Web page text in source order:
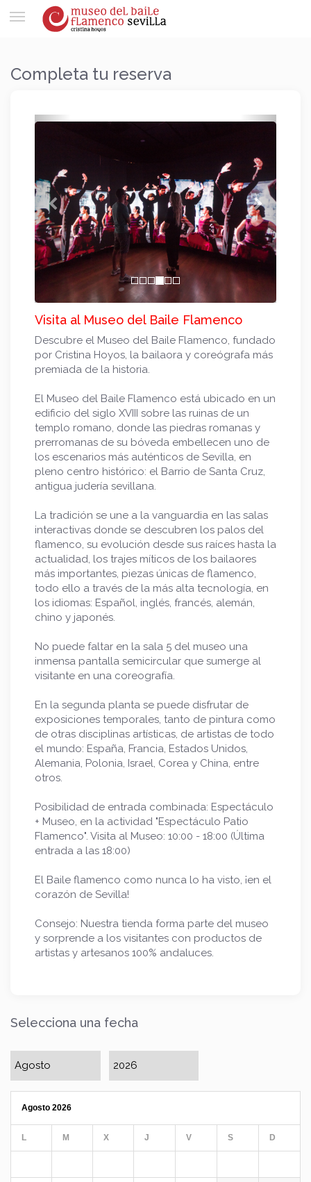
Toggle
navigation
Completa tu reserva
Anterior
Visita al Museo del Baile Flamenco
Descubre el Museo del Baile Flamenco, fundado
por Cristina Hoyos, la bailaora y coreógrafa más
premiada de la historia.
El Museo del Baile Flamenco está ubicado en un
edificio del siglo XVIII sobre las ruinas de un
templo romano, donde las piedras romanas y
prerromanas de su bóveda embellecen uno de
los escenarios más auténticos de Sevilla, en
pleno centro histórico: el Barrio de Santa Cruz,
antigua judería sevillana.
La tradición se une a la vanguardia en las salas
interactivas donde se descubren los palos del
flamenco, su evolución desde sus raíces hasta la
actualidad, los trajes míticos de los bailaores
más importantes, piezas únicas de flamenco,
todo ello a través de la más alta tecnología, en
los idiomas: Español, inglés, francés, alemán,
chino y japonés.
No puede faltar en la sala 5 del museo una
inmensa pantalla semicircular que sumerge al
visitante en una coreografía.
En la segunda planta se puede disfrutar de
exposiciones temporales, tanto de pintura como
de otras disciplinas artísticas, de artistas de todo
el mundo: España, Francia, Estados Unidos,
Alemania, Polonia, Israel, Corea y China, entre
otros.
Posibilidad de entrada combinada: Espectáculo
+ Museo, en la actividad "Espectáculo Patio
Flamenco". Visita al Museo: 10:00 - 18:00 (Última
entrada a las 18:00)
El Baile flamenco como nunca lo ha visto, ¡en el
corazón de Sevilla!
Consejo: Nuestra tienda forma parte del museo
y sorprende a los visitantes con productos de
artistas y artesanos 100% andaluces.
Selecciona una fecha
Agosto 2026
L M X J V S D